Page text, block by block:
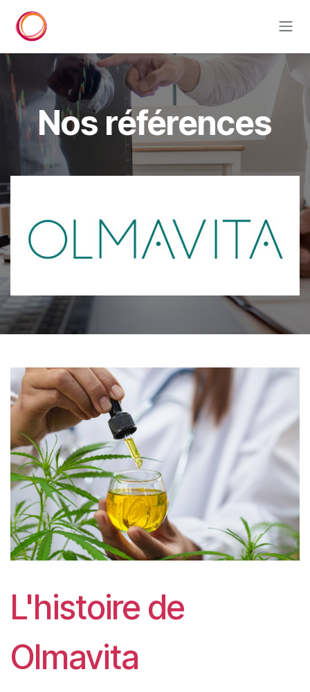
Nos références
L'histoire de
Olmavita